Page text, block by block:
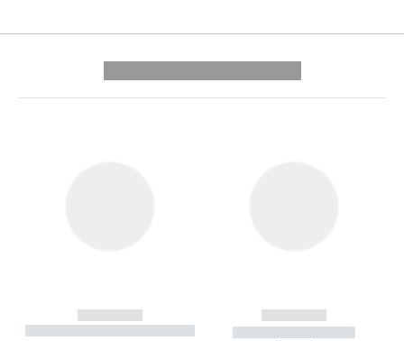
------------
----------- ----------- --------
------------
----------- -----------